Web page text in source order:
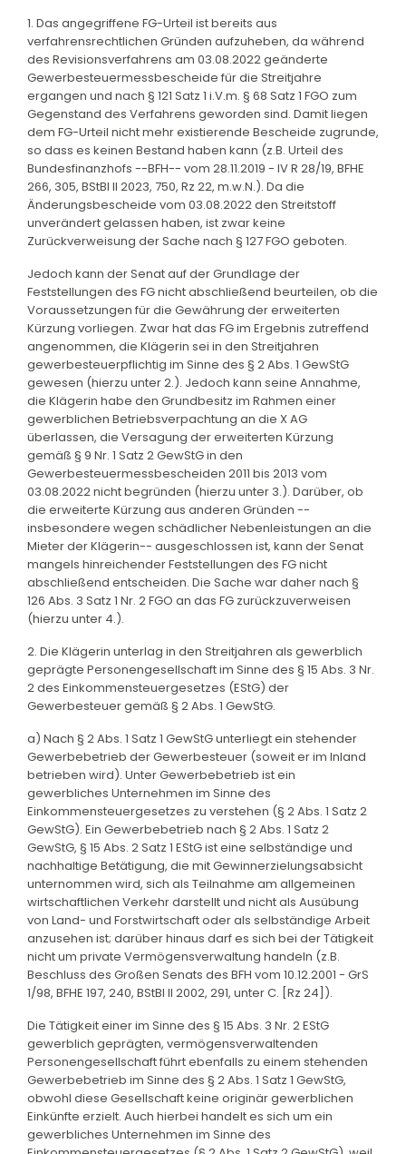
1. Das angegriffene FG-Urteil ist bereits aus
verfahrensrechtlichen Gründen aufzuheben, da während
des Revisionsverfahrens am 03.08.2022 geänderte
Gewerbesteuermessbescheide für die Streitjahre
ergangen und nach § 121 Satz 1 i.V.m. § 68 Satz 1 FGO zum
Gegenstand des Verfahrens geworden sind. Damit liegen
dem FG-Urteil nicht mehr existierende Bescheide zugrunde,
so dass es keinen Bestand haben kann (z.B. Urteil des
Bundesfinanzhofs --BFH-- vom 28.11.2019 - IV R 28/19, BFHE
266, 305, BStBl II 2023, 750, Rz 22, m.w.N.). Da die
Änderungsbescheide vom 03.08.2022 den Streitstoff
unverändert gelassen haben, ist zwar keine
Zurückverweisung der Sache nach § 127 FGO geboten.
Jedoch kann der Senat auf der Grundlage der
Feststellungen des FG nicht abschließend beurteilen, ob die
Voraussetzungen für die Gewährung der erweiterten
Kürzung vorliegen. Zwar hat das FG im Ergebnis zutreffend
angenommen, die Klägerin sei in den Streitjahren
gewerbesteuerpflichtig im Sinne des § 2 Abs. 1 GewStG
gewesen (hierzu unter 2.). Jedoch kann seine Annahme,
die Klägerin habe den Grundbesitz im Rahmen einer
gewerblichen Betriebsverpachtung an die X AG
überlassen, die Versagung der erweiterten Kürzung
gemäß § 9 Nr. 1 Satz 2 GewStG in den
Gewerbesteuermessbescheiden 2011 bis 2013 vom
03.08.2022 nicht begründen (hierzu unter 3.). Darüber, ob
die erweiterte Kürzung aus anderen Gründen --
insbesondere wegen schädlicher Nebenleistungen an die
Mieter der Klägerin-- ausgeschlossen ist, kann der Senat
mangels hinreichender Feststellungen des FG nicht
abschließend entscheiden. Die Sache war daher nach §
126 Abs. 3 Satz 1 Nr. 2 FGO an das FG zurückzuverweisen
(hierzu unter 4.).
2. Die Klägerin unterlag in den Streitjahren als gewerblich
geprägte Personengesellschaft im Sinne des § 15 Abs. 3 Nr.
2 des Einkommensteuergesetzes (EStG) der
Gewerbesteuer gemäß § 2 Abs. 1 GewStG.
a) Nach § 2 Abs. 1 Satz 1 GewStG unterliegt ein stehender
Gewerbebetrieb der Gewerbesteuer (soweit er im Inland
betrieben wird). Unter Gewerbebetrieb ist ein
gewerbliches Unternehmen im Sinne des
Einkommensteuergesetzes zu verstehen (§ 2 Abs. 1 Satz 2
GewStG). Ein Gewerbebetrieb nach § 2 Abs. 1 Satz 2
GewStG, § 15 Abs. 2 Satz 1 EStG ist eine selbständige und
nachhaltige Betätigung, die mit Gewinnerzielungsabsicht
unternommen wird, sich als Teilnahme am allgemeinen
wirtschaftlichen Verkehr darstellt und nicht als Ausübung
von Land- und Forstwirtschaft oder als selbständige Arbeit
anzusehen ist; darüber hinaus darf es sich bei der Tätigkeit
nicht um private Vermögensverwaltung handeln (z.B.
Beschluss des Großen Senats des BFH vom 10.12.2001 - GrS
1/98, BFHE 197, 240, BStBl II 2002, 291, unter C. [Rz 24]).
Die Tätigkeit einer im Sinne des § 15 Abs. 3 Nr. 2 EStG
gewerblich geprägten, vermögensverwaltenden
Personengesellschaft führt ebenfalls zu einem stehenden
Gewerbebetrieb im Sinne des § 2 Abs. 1 Satz 1 GewStG,
obwohl diese Gesellschaft keine originär gewerblichen
Einkünfte erzielt. Auch hierbei handelt es sich um ein
gewerbliches Unternehmen im Sinne des